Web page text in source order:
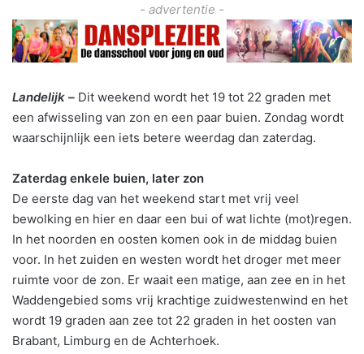
- advertentie -
Landelijk – Dit weekend wordt het 19 tot 22 graden met
een afwisseling van zon en een paar buien. Zondag wordt
waarschijnlijk een iets betere weerdag dan zaterdag.
Zaterdag enkele buien, later zon
De eerste dag van het weekend start met vrij veel
bewolking en hier en daar een bui of wat lichte (mot)regen.
In het noorden en oosten komen ook in de middag buien
voor. In het zuiden en westen wordt het droger met meer
ruimte voor de zon. Er waait een matige, aan zee en in het
Waddengebied soms vrij krachtige zuidwestenwind en het
wordt 19 graden aan zee tot 22 graden in het oosten van
Brabant, Limburg en de Achterhoek.